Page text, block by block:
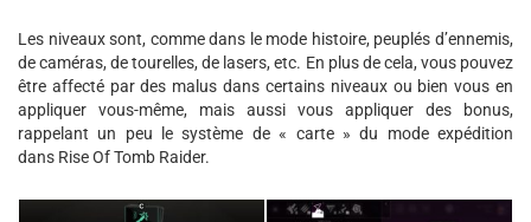
Les niveaux sont, comme dans le mode histoire, peuplés d’ennemis,
de caméras, de tourelles, de lasers, etc. En plus de cela, vous pouvez
être affecté par des malus dans certains niveaux ou bien vous en
appliquer vous-même, mais aussi vous appliquer des bonus,
rappelant un peu le système de « carte » du mode expédition
dans Rise Of Tomb Raider.